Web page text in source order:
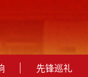
先锋巡礼